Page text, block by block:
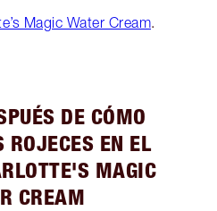
Magic Water Cream.
DE CÓMO
ROJECES EN EL
MAGIC
CREAM